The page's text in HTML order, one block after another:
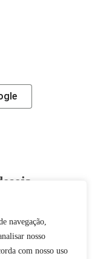
navegação,
nosso
com nosso uso